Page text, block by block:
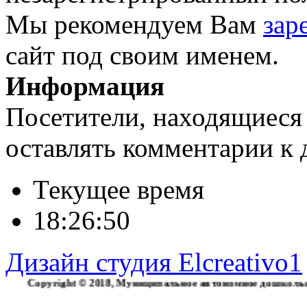
Мы рекомендуем Вам
сайт под своим именем.
Информация
Посетители,
оставлять комментарии
Текущее время
18:26:51
Дизайн студия Elcreativo1
© 2018, Муниципальное автономное дошкольное